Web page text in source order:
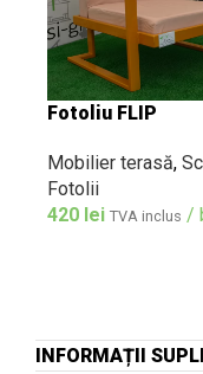
Fotoliu FLIP
Mobilier terasă,
Fotolii
420 lei TVA inclus /
INFORMAȚII